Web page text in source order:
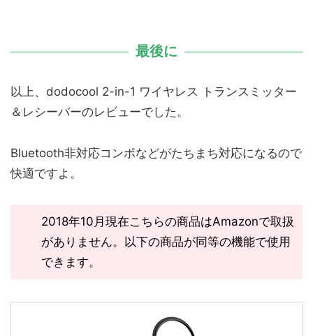
最後に
以上、dodocool 2-in-1 ワイヤレス トランスミッター
＆レシーバーのレビューでした。
Bluetooth非対応コンポなどがたちまち対応になるので
快適ですよ。
2018年10月現在こちらの商品はAmazonで取扱
がありません。以下の商品が同等の機能で使用
できます。